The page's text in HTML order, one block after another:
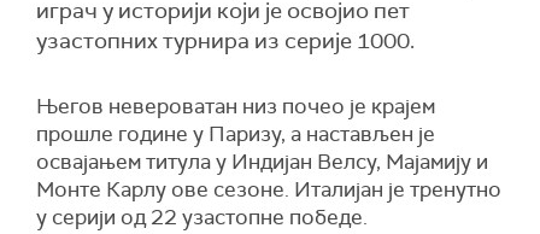
играч у историји који је освојио пет
узастопних турнира из серије 1000.
Његов невероватан низ почео је крајем
прошле године у Паризу, а настављен је
освајањем титула у Индијан Велсу, Мајамију и
Монте Карлу ове сезоне. Италијан је тренутно
у серији од 22 узастопне победе.